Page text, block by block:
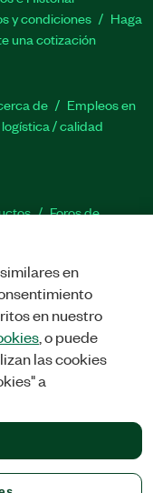
y condiciones
Haga
una cotización
de
Empleos en
/ calidad
Foros de
FacebookLinkedIn
DERECHOS
en
en nuestro
, o puede
las cookies
a